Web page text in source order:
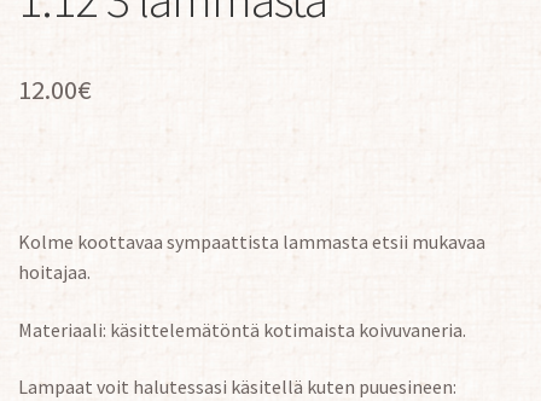
12.00€
Kolme koottavaa sympaattista lammasta etsii mukavaa
hoitajaa.
Materiaali: käsittelemätöntä kotimaista koivuvaneria.
Lampaat voit halutessasi käsitellä kuten puuesineen: